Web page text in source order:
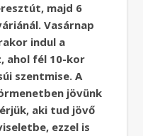
majd 6
Vasárnap
indul a
ahol fél 10-kor
szentmise. A
jövünk
aki tud jövő
ezzel is